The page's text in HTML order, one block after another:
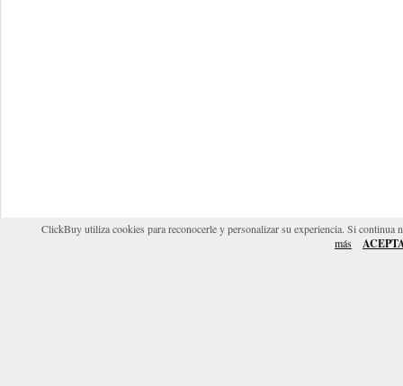
ClickBuy utiliza cookies para reconocerle y personalizar su experiencia. Si continua
más